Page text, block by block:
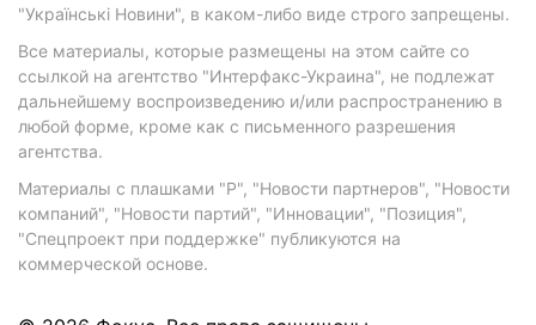
"Українські Новини", в каком-либо виде строго запрещены.
Все материалы, которые размещены на этом сайте со
ссылкой на агентство "Интерфакс-Украина", не подлежат
дальнейшему воспроизведению и/или распространению в
любой форме, кроме как с письменного разрешения
агентства.
Материалы с плашками "Р", "Новости партнеров", "Новости
компаний", "Новости партий", "Инновации", "Позиция",
"Спецпроект при поддержке" публикуются на
коммерческой основе.